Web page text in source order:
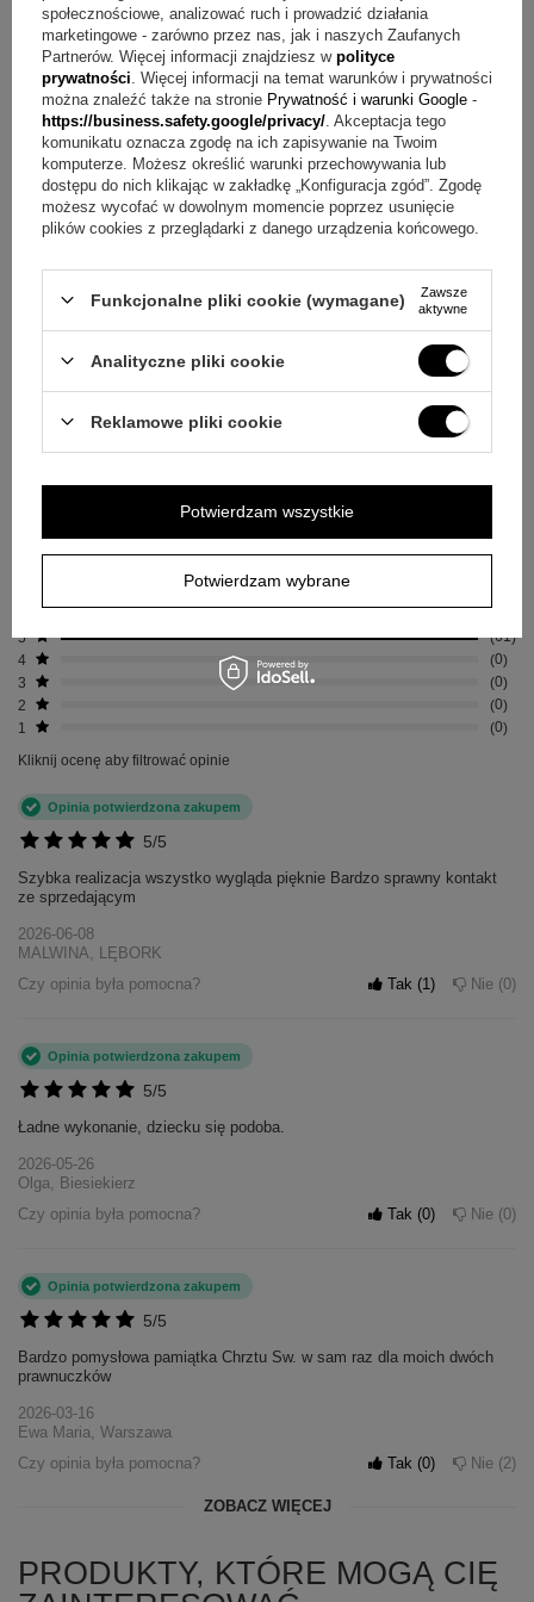
Pytanie
Wyślij
OPINIE
5.00
Liczba wystawionych opinii: 61
Pokaż tylko opinie potwierdzone zakupem
5
61
4
0
3
0
2
0
1
0
Kliknij ocenę aby filtrować opinie
5/5
Opinia potwierdzona zakupem
Szybka realizacja wszystko wygląda pięknie Bardzo sprawny kontakt
ze sprzedającym
2026-06-08
MALWINA, LĘBORK
Czy opinia była pomocna?
Tak 1 Nie 0
5/5
Opinia potwierdzona zakupem
Ładne wykonanie, dziecku się podoba.
2026-05-26
Olga, Biesiekierz
Czy opinia była pomocna?
Tak 0 Nie 0
5/5
Opinia potwierdzona zakupem
Bardzo pomysłowa pamiątka Chrztu Sw. w sam raz dla moich dwóch
prawnuczków
2026-03-16
Ewa Maria, Warszawa
Czy opinia była pomocna?
Tak 0 Nie 2
ZOBACZ WIĘCEJ
PRODUKTY, KTÓRE MOGĄ CIĘ
społecznościowe, analizować ruch i prowadzić działania
marketingowe - zarówno przez nas, jak i naszych Zaufanych
Partnerów. Więcej informacji znajdziesz w polityce
prywatności . Więcej informacji na temat warunków i prywatności
można znaleźć także na stronie Prywatność i warunki Google -
https://business.safety.google/privacy/ . Akceptacja tego
komunikatu oznacza zgodę na ich zapisywanie na Twoim
komputerze. Możesz określić warunki przechowywania lub
dostępu do nich klikając w zakładkę „Konfiguracja zgód”. Zgodę
możesz wycofać w dowolnym momencie poprzez usunięcie
plików cookies z przeglądarki z danego urządzenia końcowego.
Funkcjonalne pliki cookie (wymagane)
Zawsze
aktywne
Analityczne pliki cookie
Reklamowe pliki cookie
Potwierdzam wybrane
Potwierdzam wszystkie